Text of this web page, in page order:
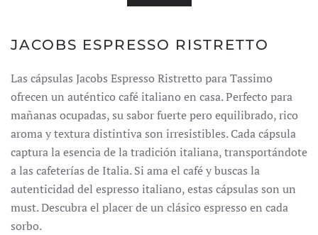
JACOBS ESPRESSO RISTRETTO
Las cápsulas Jacobs Espresso Ristretto para Tassimo
ofrecen un auténtico café italiano en casa.Perfecto para
mañanas ocupadas, su sabor fuerte pero equilibrado, rico
aroma y textura distintiva son irresistibles.Cada cápsula
captura la esencia de la tradición italiana, transportándote
a las cafeterías de Italia.Si ama el café y buscas la
autenticidad del espresso italiano, estas cápsulas son un
must.Descubra el placer de un clásico espresso en cada
sorbo.